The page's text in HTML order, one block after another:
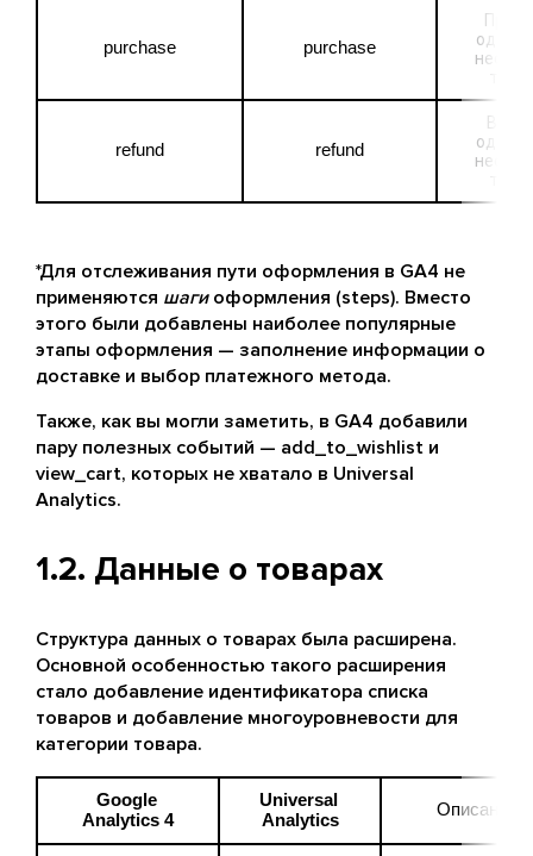
purchase purchase
refund refund
*Для отслеживания пути оформления в GA4 не
применяются шагиоформления (steps). Вместо
этого были добавлены наиболее популярные
этапы оформления — заполнение информации о
доставке и выбор платежного метода.
Также, как вы могли заметить, в GA4 добавили
пару полезных событий — add_to_wishlist и
view_cart, которых не хватало в Universal
Analytics.
1.2. Данные о товарах
Структура данных о товарах была расширена.
Основной особенностью такого расширения
стало добавление идентификатора списка
товаров и добавление многоуровневости для
категории товара.
Google
Analytics 4
Universal
Analytics
Описание